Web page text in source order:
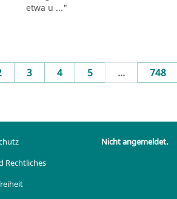
etwa u ..."
3 4 5 ... 748
Rechtliches
Nicht angemeldet.